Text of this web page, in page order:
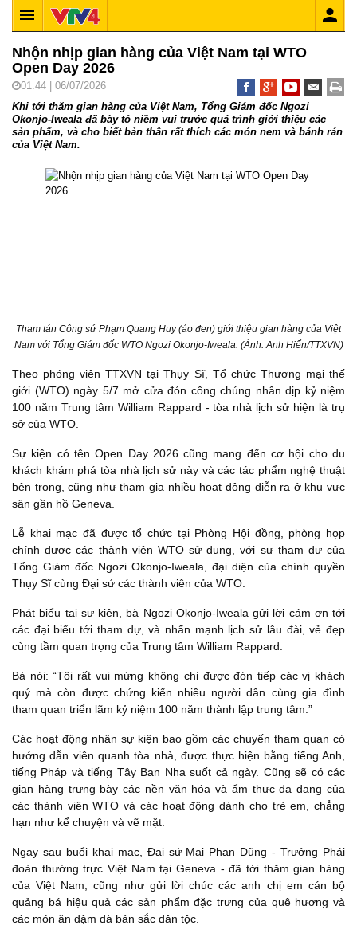
Nhộn nhịp gian hàng của Việt Nam tại WTO
Open Day 2026
01:44 | 06/07/2026
Khi tới thăm gian hàng của Việt Nam, Tổng Giám đốc Ngozi
Okonjo-Iweala đã bày tỏ niềm vui trước quá trình giới thiệu các
sản phẩm, và cho biết bản thân rất thích các món nem và bánh rán
của Việt Nam.
Tham tán Công sứ Phạm Quang Huy (áo đen) giới thiệu gian hàng của Việt
Nam với Tổng Giám đốc WTO Ngozi Okonjo-Iweala. (Ảnh: Anh Hiển/TTXVN)
Theo phóng viên TTXVN tại Thụy Sĩ, Tổ chức Thương mại thế
giới (WTO) ngày 5/7 mở cửa đón công chúng nhân dịp kỷ niệm
100 năm Trung tâm William Rappard - tòa nhà lịch sử hiện là trụ
sở của WTO.
Sự kiện có tên Open Day 2026 cũng mang đến cơ hội cho du
khách khám phá tòa nhà lịch sử này và các tác phẩm nghệ thuật
bên trong, cũng như tham gia nhiều hoạt động diễn ra ở khu vực
sân gần hồ Geneva.
Lễ khai mạc đã được tổ chức tại Phòng Hội đồng, phòng họp
chính được các thành viên WTO sử dụng, với sự tham dự của
Tổng Giám đốc Ngozi Okonjo-Iweala, đại diện của chính quyền
Thụy Sĩ cùng Đại sứ các thành viên của WTO.
Phát biểu tại sự kiện, bà Ngozi Okonjo-Iweala gửi lời cám ơn tới
các đại biểu tới tham dự, và nhấn mạnh lịch sử lâu đài, vẻ đẹp
cùng tầm quan trọng của Trung tâm William Rappard.
Bà nói: “Tôi rất vui mừng không chỉ được đón tiếp các vị khách
quý mà còn được chứng kiến nhiều người dân cùng gia đình
tham quan triển lãm kỷ niệm 100 năm thành lập trung tâm.”
Các hoạt động nhân sự kiện bao gồm các chuyến tham quan có
hướng dẫn viên quanh tòa nhà, được thực hiện bằng tiếng Anh,
tiếng Pháp và tiếng Tây Ban Nha suốt cả ngày. Cũng sẽ có các
gian hàng trưng bày các nền văn hóa và ẩm thực đa dạng của
các thành viên WTO và các hoạt động dành cho trẻ em, chẳng
hạn như kể chuyện và vẽ mặt.
Ngay sau buổi khai mạc, Đại sứ Mai Phan Dũng - Trưởng Phái
đoàn thường trực Việt Nam tại Geneva - đã tới thăm gian hàng
của Việt Nam, cũng như gửi lời chúc các anh chị em cán bộ
quảng bá hiệu quả các sản phẩm đặc trưng của quê hương và
các món ăn đậm đà bản sắc dân tộc.